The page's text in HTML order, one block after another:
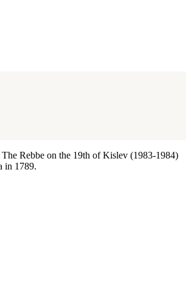
Rebbe on the 19th of Kislev (1983-1984)
in 1789.